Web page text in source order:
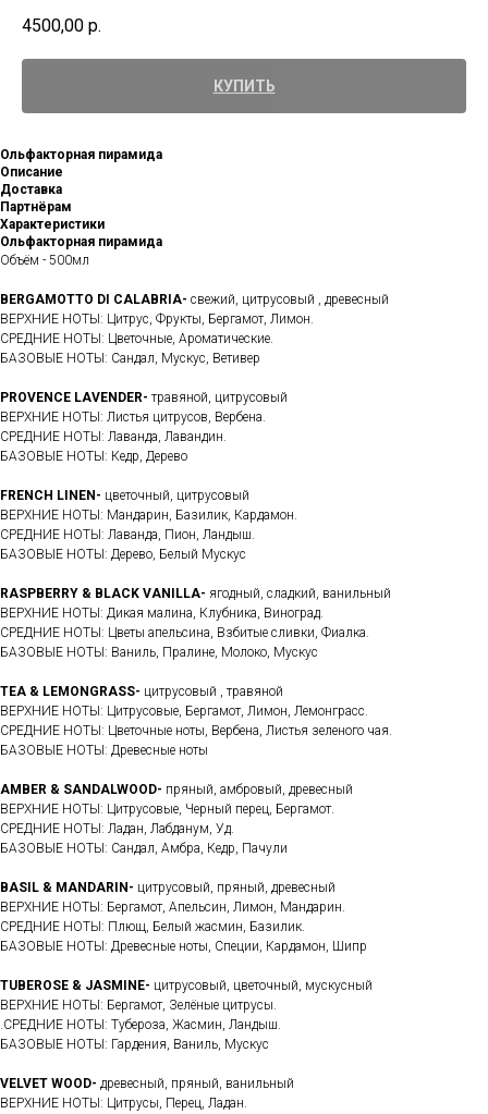
4500,00 р.
КУПИТЬ
Ольфакторная пирамида
Описание
Доставка
Партнёрам
Характеристики
Ольфакторная пирамида
Объём - 500мл
BERGAMOTTO DI CALABRIA- свежий, цитрусовый , древесный
ВЕРХНИЕ НОТЫ: Цитрус, Фрукты, Бергамот, Лимон.
СРЕДНИЕ НОТЫ: Цветочные, Ароматические.
БАЗОВЫЕ НОТЫ: Сандал, Мускус, Ветивер
PROVENCE LAVENDER- травяной, цитрусовый
ВЕРХНИЕ НОТЫ: Листья цитрусов, Вербена.
СРЕДНИЕ НОТЫ: Лаванда, Лавандин.
БАЗОВЫЕ НОТЫ: Кедр, Дерево
FRENCH LINEN- цветочный, цитрусовый
ВЕРХНИЕ НОТЫ: Мандарин, Базилик, Кардамон.
СРЕДНИЕ НОТЫ: Лаванда, Пион, Ландыш.
БАЗОВЫЕ НОТЫ: Дерево, Белый Мускус
RASPBERRY & BLACK VANILLA- ягодный, сладкий, ванильный
ВЕРХНИЕ НОТЫ: Дикая малина, Клубника, Виноград.
СРЕДНИЕ НОТЫ: Цветы апельсина, Взбитые сливки, Фиалка.
БАЗОВЫЕ НОТЫ: Ваниль, Пралине, Молоко, Мускус
TEA & LEMONGRASS- цитрусовый , травяной
ВЕРХНИЕ НОТЫ: Цитрусовые, Бергамот, Лимон, Лемонграсс.
СРЕДНИЕ НОТЫ: Цветочные ноты, Вербена, Листья зеленого чая.
БАЗОВЫЕ НОТЫ: Древесные ноты
AMBER & SANDALWOOD- пряный, амбровый, древесный
ВЕРХНИЕ НОТЫ: Цитрусовые, Черный перец, Бергамот.
СРЕДНИЕ НОТЫ: Ладан, Лабданум, Уд.
БАЗОВЫЕ НОТЫ: Сандал, Амбра, Кедр, Пачули
BASIL & MANDARIN- цитрусовый, пряный, древесный
ВЕРХНИЕ НОТЫ: Бергамот, Апельсин, Лимон, Мандарин.
СРЕДНИЕ НОТЫ: Плющ, Белый жасмин, Базилик.
БАЗОВЫЕ НОТЫ: Древесные ноты, Специи, Кардамон, Шипр
TUBEROSE & JASMINE- цитрусовый, цветочный, мускусный
ВЕРХНИЕ НОТЫ: Бергамот, Зелёные цитрусы.
.СРЕДНИЕ НОТЫ: Тубероза, Жасмин, Ландыш.
БАЗОВЫЕ НОТЫ: Гардения, Ваниль, Мускус
VELVET WOOD- древесный, пряный, ванильный
ВЕРХНИЕ НОТЫ: Цитрусы, Перец, Ладан.